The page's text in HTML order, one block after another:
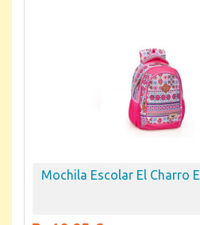
Mochila Escolar El Charro